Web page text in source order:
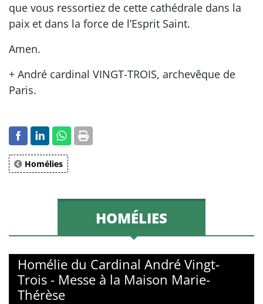
que vous ressortiez de cette cathédrale dans la
paix et dans la force de l’Esprit Saint.
Amen.
+ André cardinal VINGT-TROIS, archevêque de
Paris.
Homélies
HOMÉLIES
Homélie du Cardinal André Vingt-
Trois - Messe à la Maison Marie-
Thérèse